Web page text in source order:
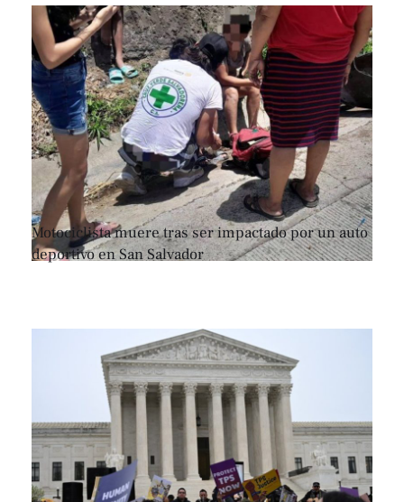
Motociclista muere tras ser impactado por un auto
deportivo en San Salvador